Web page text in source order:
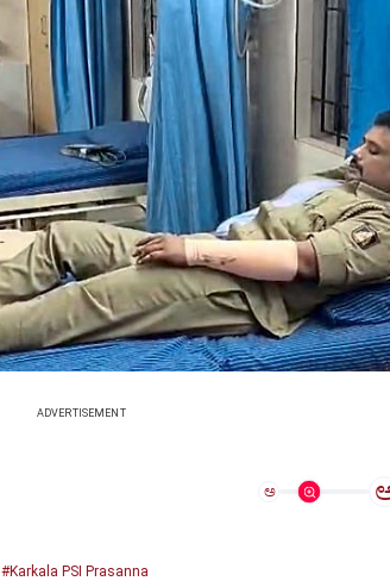
ADVERTISEMENT
ಅ
#Karkala PSI Prasanna